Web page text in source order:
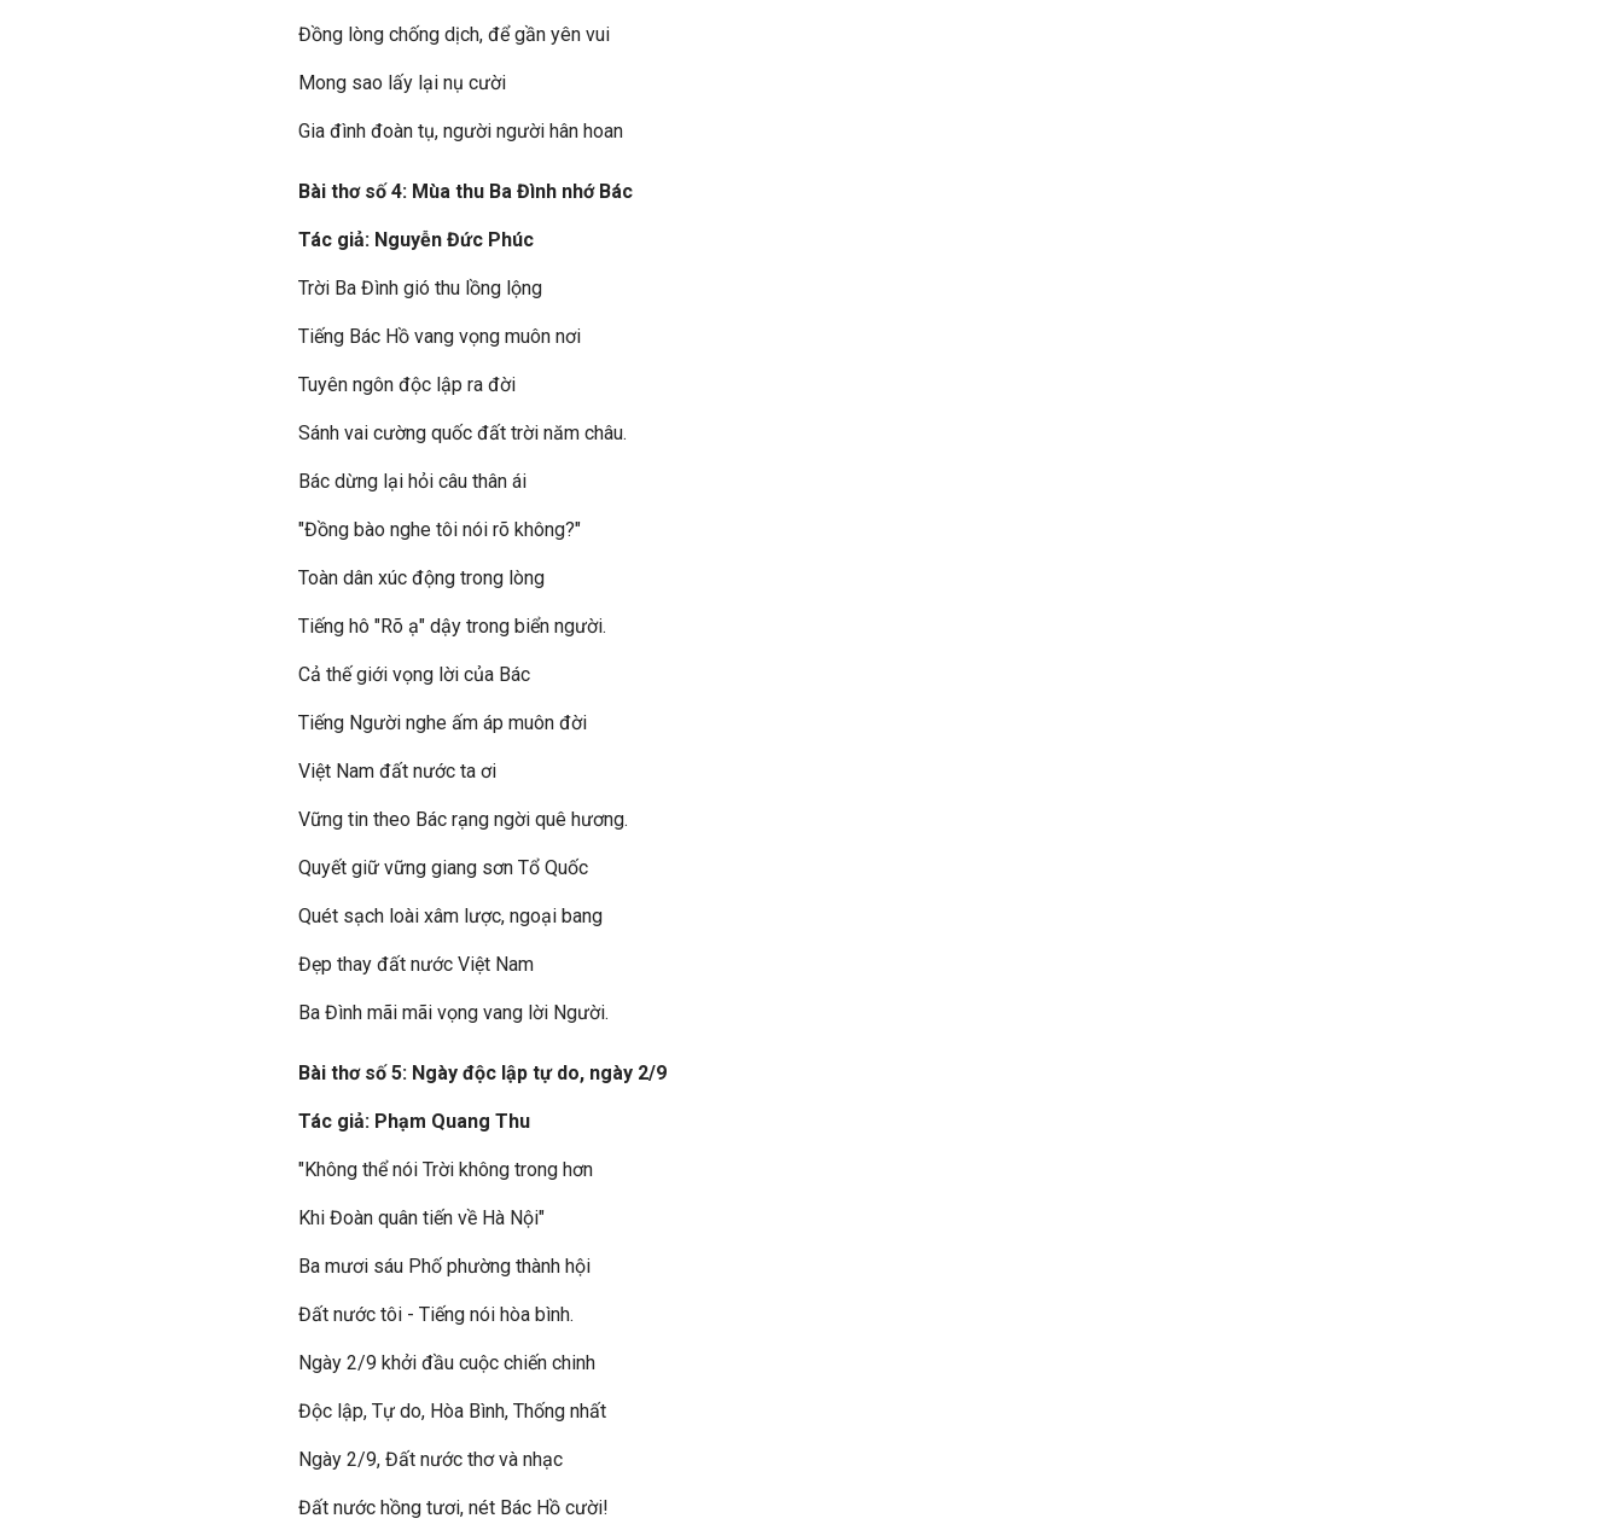
Đồng lòng chống dịch, để gần yên vui
Mong sao lấy lại nụ cười
Gia đình đoàn tụ, người người hân hoan
Bài thơ số 4: Mùa thu Ba Đình nhớ Bác
Tác giả: Nguyễn Đức Phúc
Trời Ba Đình gió thu lồng lộng
Tiếng Bác Hồ vang vọng muôn nơi
Tuyên ngôn độc lập ra đời
Sánh vai cường quốc đất trời năm châu.
Bác dừng lại hỏi câu thân ái
"Đồng bào nghe tôi nói rõ không?"
Toàn dân xúc động trong lòng
Tiếng hô "Rõ ạ" dậy trong biển người.
Cả thế giới vọng lời của Bác
Tiếng Người nghe ấm áp muôn đời
Việt Nam đất nước ta ơi
Vững tin theo Bác rạng ngời quê hương.
Quyết giữ vững giang sơn Tổ Quốc
Quét sạch loài xâm lược, ngoại bang
Đẹp thay đất nước Việt Nam
Ba Đình mãi mãi vọng vang lời Người.
Bài thơ số 5: Ngày độc lập tự do, ngày 2/9
Tác giả: Phạm Quang Thu
"Không thể nói Trời không trong hơn
Khi Đoàn quân tiến về Hà Nội"
Ba mươi sáu Phố phường thành hội
Đất nước tôi - Tiếng nói hòa bình.
Ngày 2/9 khởi đầu cuộc chiến chinh
Độc lập, Tự do, Hòa Bình, Thống nhất
Ngày 2/9, Đất nước thơ và nhạc
Đất nước hồng tươi, nét Bác Hồ cười!